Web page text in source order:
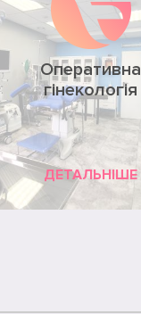
Оперативна
гінекологія
ДЕТАЛЬНІШЕ